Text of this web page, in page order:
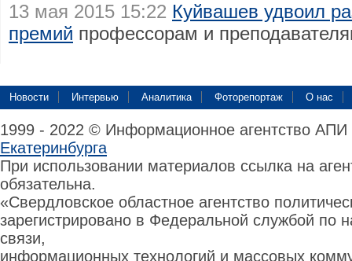
13 мая 2015 15:22 Куйвашев удвоил
премий профессорам и
Новости Интервью Аналитика Фоторепортаж О нас
1999 - 2022 © Информационное агентство
Екатеринбурга
При использовании материалов ссылка на
обязательна.
«Свердловское областное агентство
зарегистрировано в Федеральной службой по
связи,
информационных технологий и массовых